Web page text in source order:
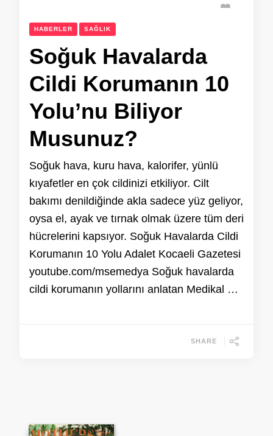
HABERLER SAĞLIK
Soğuk Havalarda
Cildi Korumanın 10
Yolu’nu Biliyor
Musunuz?
Soğuk hava, kuru hava, kalorifer, yünlü
kıyafetler en çok cildinizi etkiliyor. Cilt
bakımı denildiğinde akla sadece yüz geliyor,
oysa el, ayak ve tırnak olmak üzere tüm deri
hücrelerini kapsıyor. Soğuk Havalarda Cildi
Korumanın 10 Yolu Adalet Kocaeli Gazetesi
youtube.com/msemedya Soğuk havalarda
cildi korumanın yollarını anlatan Medikal …
SHARE